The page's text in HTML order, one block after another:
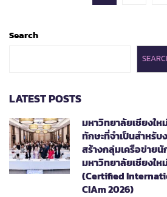
CONFERENCE
RESPOND
CLIMATE
CHANGE
|
CMU
Search
LATEST POSTS
มหาวิทยาลัยเชียงใ
ทักษะที่จำเป็นสำหรับ
สร้างกลุ่มเครือข่าย
มหาวิทยาลัยเชียงให
(Certified
CIAm 2026)